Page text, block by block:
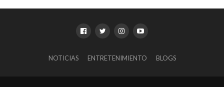
NOTICIAS ENTRETENIMIENTO BLOGS